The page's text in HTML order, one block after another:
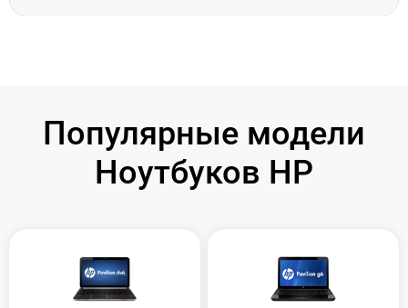
Популярные модели
Ноутбуков HP